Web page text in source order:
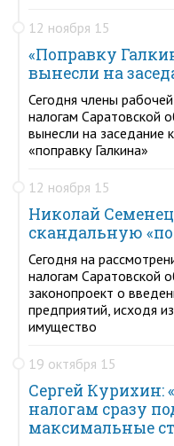
12 ноября 15
«Поправку
вынесли на
Сегодня члены
налогам Саратовской
вынесли на заседание
«поправку Галкина»
12 ноября 15
Николай
скандальную
Сегодня на
налогам Саратовской
законопроект о
предприятий, исходя
имущество
19 октября 15
Сергей Курихин:
налогам сразу
максимальные